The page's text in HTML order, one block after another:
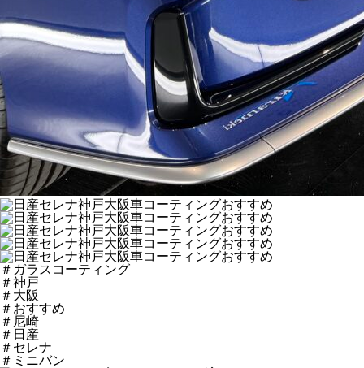
＃ガラスコーティング
＃神戸
＃大阪
＃おすすめ
＃尼崎
＃日産
＃セレナ
＃ミニバン